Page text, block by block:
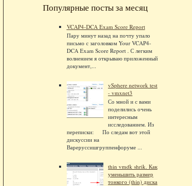
Популярные посты за месяц
VCAP4-DCA Exam Score Report
Пару минут назад на почту упало
письмо с заголовком Your VCAP4-
DCA Exam Score Report . С легким
волнением я открываю приложенный
документ,...
vSphere network test
- vmxnet3
Со мной и с вами
поделились очень
интересным
исследованием. Из
переписки: По следам вот этой
дискуссии на
Вареруссишгруппенфоруме ...
thin vmdk shrik. Как
уменьшить размер
тонкого (thin) диска